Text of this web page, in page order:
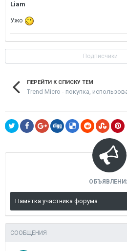
Liam
Ужо
Подписчики
ПЕРЕЙТИ К СПИСКУ ТЕМ
Trend Micro - покупка,
Памятка участника форума
СООБЩЕНИЯ